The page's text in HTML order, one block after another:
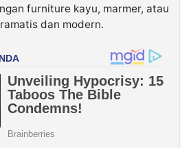
furniture kayu, marmer, atau
dan modern.